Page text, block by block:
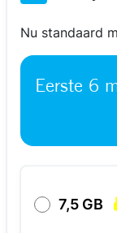
Nu standaard
Eerste 6
7,5 GB